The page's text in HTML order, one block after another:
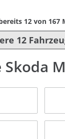
12von 167
12